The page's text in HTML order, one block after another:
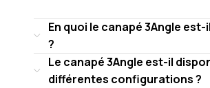
En quoi le canapé 3Angle
?
Le canapé 3Angle est-il
différentes configurations ?